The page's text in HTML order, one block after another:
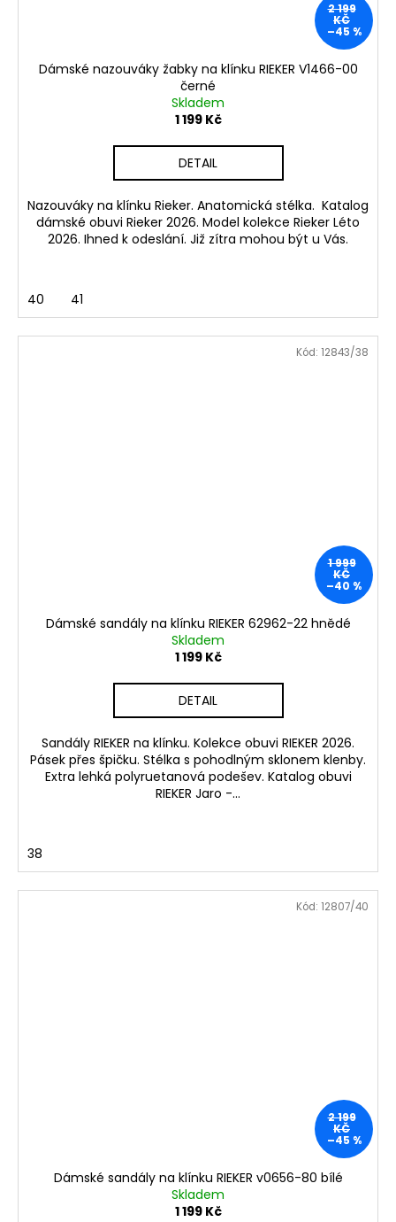
2 199
KČ
–45 %
Dámské nazouváky žabky na klínku RIEKER V1466-00
černé
Skladem
1 199 Kč
DETAIL
Nazouváky na klínku Rieker. Anatomická stélka. Katalog
dámské obuvi Rieker 2026. Model kolekce Rieker Léto
2026. Ihned k odeslání. Již zítra mohou být u Vás.
40 41
1 999
KČ
–40 %
Dámské sandály na klínku RIEKER 62962-22 hnědé
Skladem
1 199 Kč
DETAIL
Sandály RIEKER na klínku. Kolekce obuvi RIEKER 2026.
Pásek přes špičku. Stélka s pohodlným sklonem klenby.
Extra lehká polyruetanová podešev. Katalog obuvi
RIEKER Jaro -...
38
Kód: 12843/38
2 199
KČ
–45 %
Dámské sandály na klínku RIEKER v0656-80 bílé
Skladem
1 199 Kč
Kód: 12807/40